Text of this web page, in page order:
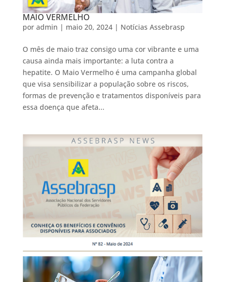
MAIO VERMELHO
por admin | maio 20, 2024| Notícias Assebrasp
O mês de maio traz consigo uma cor vibrante e uma
causa ainda mais importante: a luta contra a
hepatite. O Maio Vermelho é uma campanha global
que visa sensibilizar a população sobre os riscos,
formas de prevenção e tratamentos disponíveis para
essa doença que afeta...